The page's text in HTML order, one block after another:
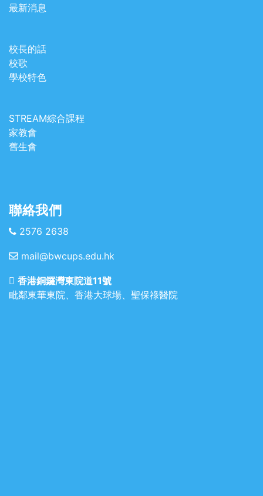
最新消息
校長的話
校歌
學校特色
STREAM綜合課程
家教會
舊生會
聯絡我們
2576 2638
mail@bwcups.edu.hk
香港銅鑼灣東院道11號
毗鄰東華東院、香港大球場、聖保祿醫院